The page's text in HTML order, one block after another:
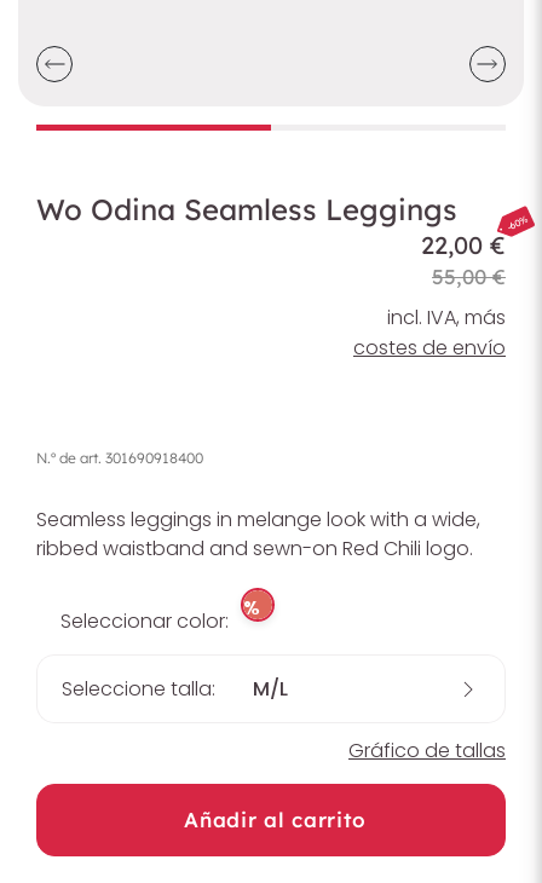
Wo Odina Seamless Leggings
22,00 €
-60%
55,00 €
incl. IVA, más
costes de envío
N.º de art. 301690918400
Seamless leggings in melange look with a wide,
ribbed waistband and sewn-on Red Chili logo.
Seleccionar color: %
Seleccione talla: M/L
Gráfico de tallas
Añadir al carrito